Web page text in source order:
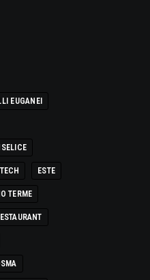
EUGANEI
ESTE
TERME